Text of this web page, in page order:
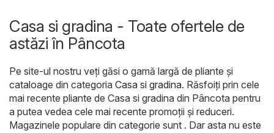
Casa si gradina - Toate ofertele de
astăzi în Pâncota
Pe site-ul nostru veți găsi o gamă largă de pliante și
cataloage din categoria Casa si gradina. Răsfoiți prin cele
mai recente pliante de Casa si gradina din Pâncota pentru
a putea vedea cele mai recente promoții și reduceri.
Magazinele populare din categorie sunt . Dar asta nu este